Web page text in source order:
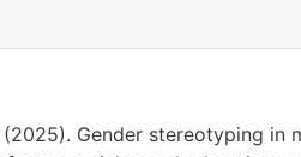
(2025). Gender stereotyping in